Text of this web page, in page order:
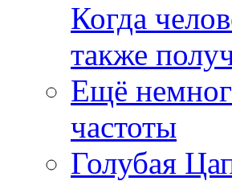
Когда
также
Ещё
частоты
Голубая